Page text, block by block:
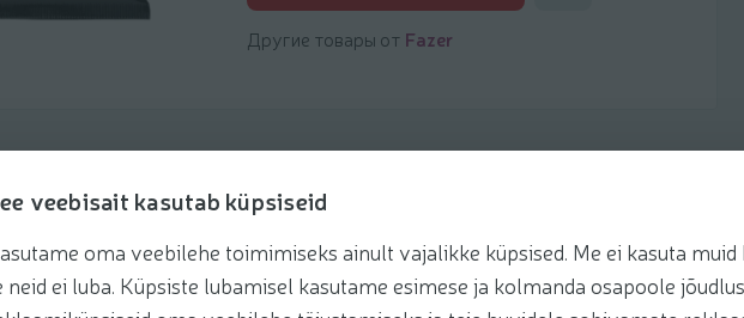
veebisait kasutab küpsiseid
oma veebilehe toimimiseks ainult vajalikke küpsised. Me ei kasuta muid
neid ei luba. Küpsiste lubamisel kasutame esimese ja kolmanda osapoole
Другие товары от Fazer
Рекомендации Рецепты